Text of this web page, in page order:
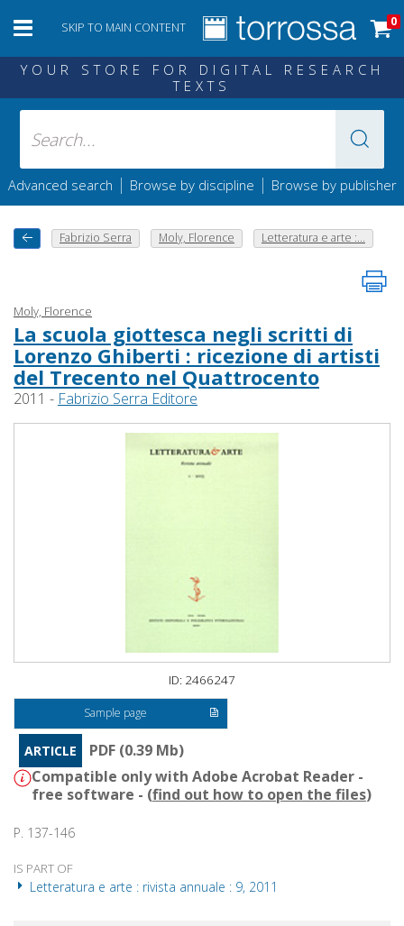
SKIP TO MAIN CONTENT 0
YOUR STORE FOR DIGITAL RESEARCH
TEXTS
Advanced search | Browse by discipline | Browse by publisher
Fabrizio Serra Moly, Florence Letteratura e arte :...
Moly, Florence
La scuola giottesca negli scritti di
Lorenzo Ghiberti : ricezione di artisti
del Trecento nel Quattrocento
2011 - Fabrizio Serra Editore
ID: 2466247
Sample page
ARTICLE
PDF (0.39 Mb)
Compatible only with Adobe Acrobat Reader -
free software - (find out how to open the files)
P. 137-146
IS PART OF
Letteratura e arte : rivista annuale : 9, 2011